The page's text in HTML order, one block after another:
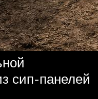
сип-панелей